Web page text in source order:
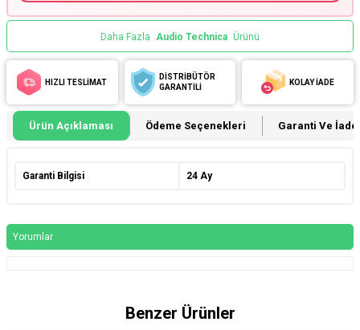
Daha Fazla Audio Technica Ürünü
HIZLI TESLİMAT
DİSTRİBÜTÖR
GARANTİLİ
KOLAY İADE
Ürün Açıklaması Ödeme Seçenekleri Garanti Ve İade
Garanti Bilgisi 24 Ay
Yorumlar
Benzer Ürünler